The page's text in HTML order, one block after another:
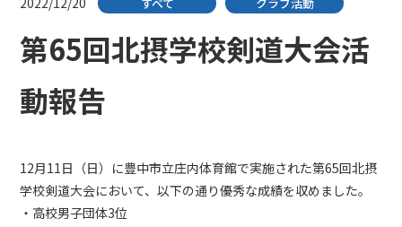
第65回北摂学校剣道大会活
動報告
12月11日（日）に豊中市立庄内体育館で実施された第65回北摂
学校剣道大会において、以下の通り優秀な成績を収めました。
・高校男子団体3位